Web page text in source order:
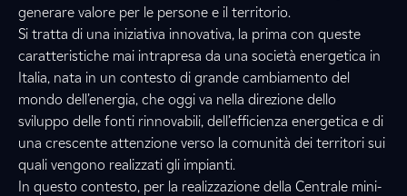
generare valore per le persone e il territorio.
Si tratta di una iniziativa innovativa, la prima con queste
caratteristiche mai intrapresa da una società energetica in
Italia, nata in un contesto di grande cambiamento del
mondo dell’energia, che oggi va nella direzione dello
sviluppo delle fonti rinnovabili, dell’efficienza energetica e di
una crescente attenzione verso la comunità dei territori sui
quali vengono realizzati gli impianti.
In questo contesto, per la realizzazione della Centrale mini-